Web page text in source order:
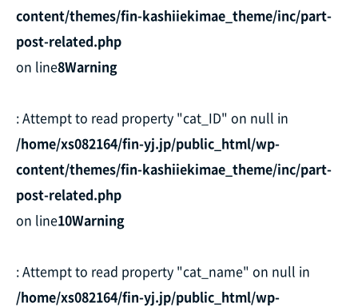
content/themes/fin-kashiiekimae_theme/inc/part-
post-related.php
on line8Warning
: Attempt to read property "cat_ID" on null in
/home/xs082164/fin-yj.jp/public_html/wp-
content/themes/fin-kashiiekimae_theme/inc/part-
post-related.php
on line10Warning
: Attempt to read property "cat_name" on null in
/home/xs082164/fin-yj.jp/public_html/wp-